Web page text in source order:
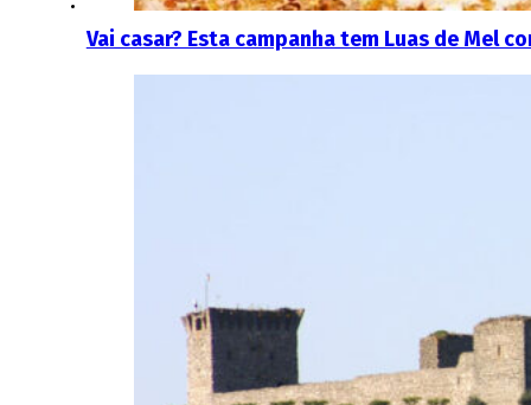
Vai casar? Esta campanha tem Luas de Mel